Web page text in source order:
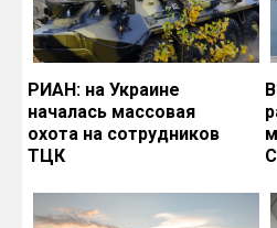
РИАН: на Украине
началась массовая
охота на сотрудников
ТЦК